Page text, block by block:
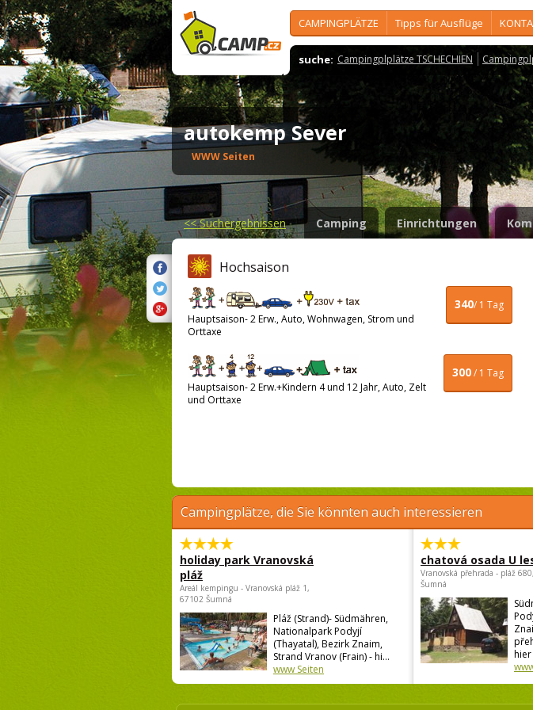
CAMPINGPLÄTZE Tipps für Ausflüge
suche: Campingplplätze TSCHECHIEN
autokemp Sever
WWW Seiten
<<Suchergebnissen Camping Einrichtungen
Hochsaison
340/ 1 Tag
Hauptsaison- 2 Erw., Auto, Wohnwagen, Strom und
Orttaxe
300/ 1 Tag
Hauptsaison- 2 Erw.+Kindern 4 und 12 Jahr, Auto, Zelt
und Orttaxe
Campingplätze, die Sie könnten auch interessieren
holiday park Vranovská
pláž
Areál kempingu - Vranovská pláž 1,
67102 Šumná
Pláž (Strand)- Südmähren,
Nationalpark Podyjí
(Thayatal), Bezirk Znaim,
Strand Vranov (Frain) - hi...
www Seiten
chatová osada U
Vranovská přehrada - pláž
Šumná
hier